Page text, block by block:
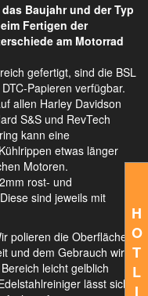
H
O
T
L
I
Baujahr und der Typ
Fertigen der
am Motorrad
gefertigt, sind die BSL
Papieren verfügbar.
allen Harley Davidson
S&S und RevTech
kann eine
etwas länger
Motoren.
rost- und
sind jeweils mit
polieren die Oberfläche,
und dem Gebrauch wird
leicht gelblich
lässt sich